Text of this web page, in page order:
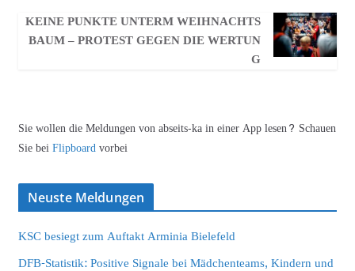
KEINE PUNKTE UNTERM WEIHNACHTS
BAUM – PROTEST GEGEN DIE WERTUN
G
Sie wollen die Meldungen von abseits-ka in einer App lesen? Schauen
Sie beiFlipboardvorbei
Neuste Meldungen
KSC besiegt zum Auftakt Arminia Bielefeld
DFB-Statistik: Positive Signale bei Mädchenteams, Kindern und